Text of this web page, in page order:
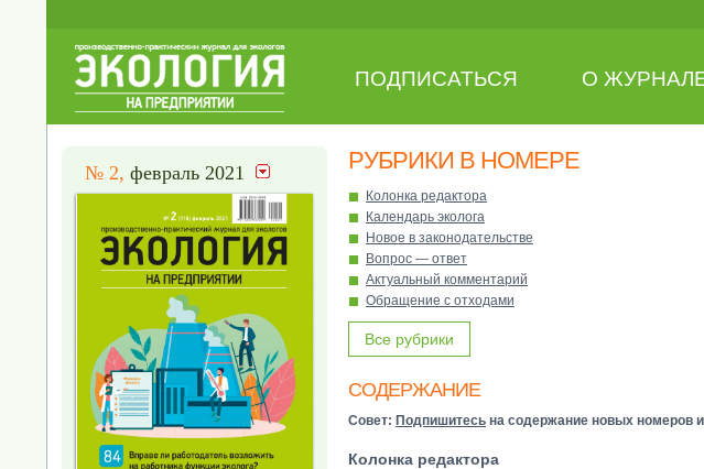
ПОДПИСАТЬСЯ О
№ 2, февраль 2021 РУБРИКИ В НОМЕРЕ
Колонка редактора
Календарь эколога
Новое в законодательстве
Вопрос — ответ
Актуальный комментарий
Обращение с отходами
Все рубрики
СОДЕРЖАНИЕ
Совет: Подпишитесь на содержание новых номеров
Колонка редактора